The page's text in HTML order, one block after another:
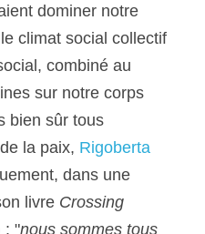
dominer notre
climat social collectif
combiné au
sur notre corps
bien sûr tous
la paix, Rigoberta
dans une
livre Crossing
: "nous sommes tous